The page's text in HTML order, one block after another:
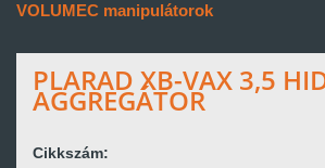
VOLUMEC manipulátorok
PLARAD XB-VAX 3,5
AGGREGÁTOR
Cikkszám: